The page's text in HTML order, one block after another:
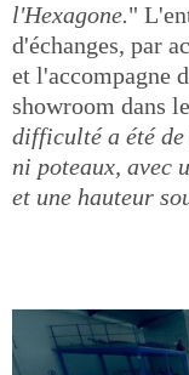
l'Hexagone."
d'échanges, par
et l'accompagne
showroom dans
difficulté a été de
ni poteaux, avec
et une hauteur